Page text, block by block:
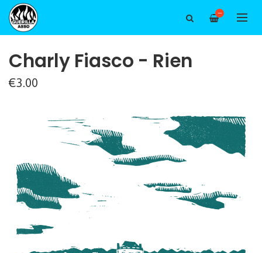
—
Charly Fiasco - Rien
€3.00